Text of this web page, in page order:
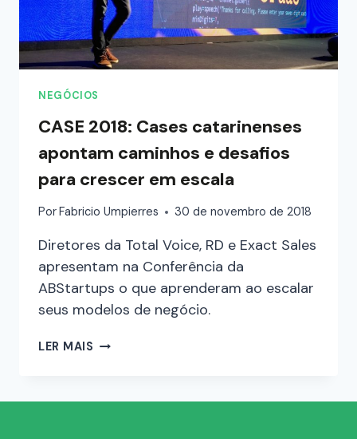
NEGÓCIOS
CASE 2018: Cases catarinenses
apontam caminhos e desafios
para crescer em escala
Por Fabricio Umpierres 30 de novembro de 2018
Diretores da Total Voice, RD e Exact Sales
apresentam na Conferência da
ABStartups o que aprenderam ao escalar
seus modelos de negócio.
LER MAIS